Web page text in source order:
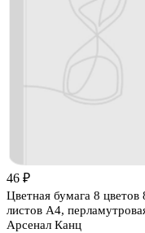
46 ₽
Цветная бумага 8 цветов
листов А4,
Арсенал Канц